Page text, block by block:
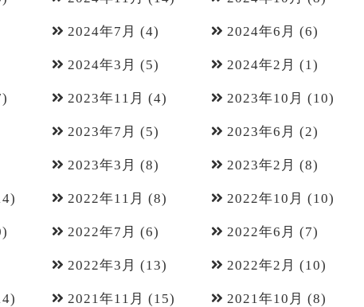
2024年7月 (4) 2024年6月 (6)
2024年3月 (5) 2024年2月 (1)
2023年11月 (4) 2023年10月 (10)
2023年7月 (5) 2023年6月 (2)
2023年3月 (8) 2023年2月 (8)
2022年11月 (8) 2022年10月 (10)
2022年7月 (6) 2022年6月 (7)
2022年3月 (13) 2022年2月 (10)
2021年11月 (15) 2021年10月 (8)